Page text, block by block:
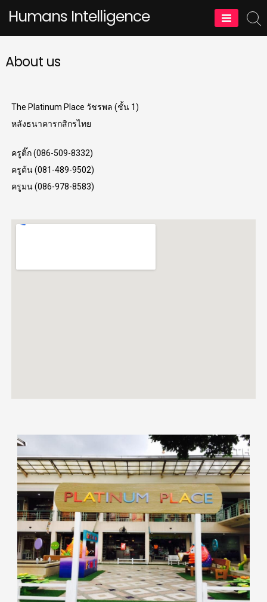
Humans Intelligence
About us
The Platinum Place วัชรพล (ชั้น 1)
หลังธนาคารกสิกรไทย
ครูติ๊ก (086-509-8332)
ครูต้น (081-489-9502)
ครูมน (086-978-8583)